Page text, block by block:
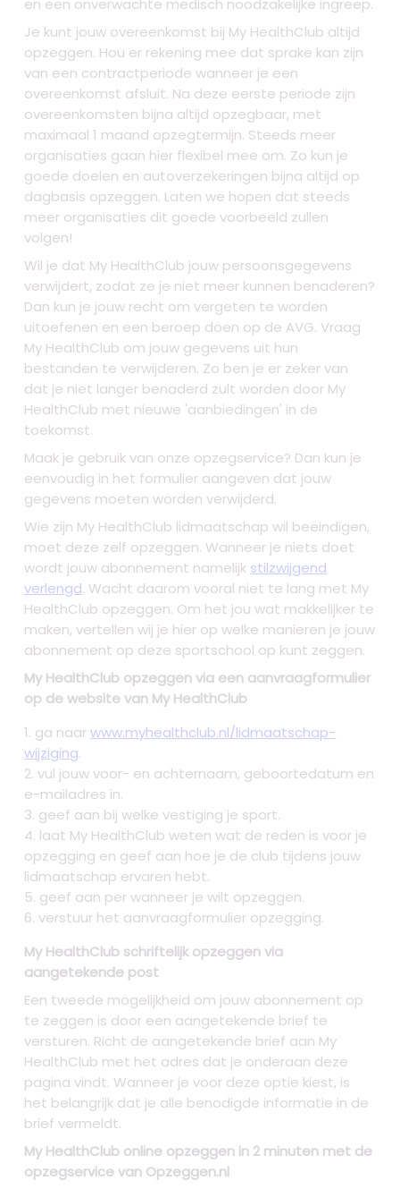
en een onverwachte medisch noodzakelijke ingreep.
Je kunt jouw overeenkomst bij My HealthClub altijd
opzeggen. Hou er rekening mee dat sprake kan zijn
van een contractperiode wanneer je een
overeenkomst afsluit. Na deze eerste periode zijn
overeenkomsten bijna altijd opzegbaar, met
maximaal 1 maand opzegtermijn. Steeds meer
organisaties gaan hier flexibel mee om. Zo kun je
goede doelen en autoverzekeringen bijna altijd op
dagbasis opzeggen. Laten we hopen dat steeds
meer organisaties dit goede voorbeeld zullen
volgen!
Wil je dat My HealthClub jouw persoonsgegevens
verwijdert, zodat ze je niet meer kunnen benaderen?
Dan kun je jouw recht om vergeten te worden
uitoefenen en een beroep doen op de AVG. Vraag
My HealthClub om jouw gegevens uit hun
bestanden te verwijderen. Zo ben je er zeker van
dat je niet langer benaderd zult worden door My
HealthClub met nieuwe 'aanbiedingen' in de
toekomst.
Maak je gebruik van onze opzegservice? Dan kun je
eenvoudig in het formulier aangeven dat jouw
gegevens moeten worden verwijderd.
Wie zijn My HealthClub lidmaatschap wil beëindigen,
moet deze zelf opzeggen. Wanneer je niets doet
wordt jouw abonnement namelijk stilzwijgend
verlengd. Wacht daarom vooral niet te lang met My
HealthClub opzeggen. Om het jou wat makkelijker te
maken, vertellen wij je hier op welke manieren je jouw
abonnement op deze sportschool op kunt zeggen.
My HealthClub opzeggen via een aanvraagformulier
op de website van My HealthClub
ga naarwww.myhealthclub.nl/lidmaatschap-
wijziging.
vul jouw voor- en achternaam, geboortedatum en
e-mailadres in.
geef aan bij welke vestiging je sport.
laat My HealthClub weten wat de reden is voor je
opzegging en geef aan hoe je de club tijdens jouw
lidmaatschap ervaren hebt.
geef aan per wanneer je wilt opzeggen.
verstuur het aanvraagformulier opzegging.
My HealthClub schriftelijk opzeggen via
aangetekende post
Een tweede mogelijkheid om jouw abonnement op
te zeggen is door een aangetekende brief te
versturen. Richt de aangetekende brief aan My
HealthClub met het adres dat je onderaan deze
pagina vindt. Wanneer je voor deze optie kiest, is
het belangrijk dat je alle benodigde informatie in de
brief vermeldt.
My HealthClub online opzeggen in 2 minuten met de
opzegservice van Opzeggen.nl